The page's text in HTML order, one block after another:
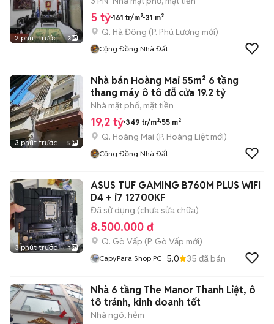
2 phút trước 3
5 tỷ 161 tr/m² 31 m²
Q. Hà Đông (P. Phú Lương mới)
Cộng Đồng Nhà Đất
3 phút trước 5
Nhà bán Hoàng Mai 55m² 6 tầng
thang máy ô tô đỗ cửa 19.2 tỷ
Nhà mặt phố, mặt tiền
19,2 tỷ 349 tr/m² 55 m²
Q. Hoàng Mai (P. Hoàng Liệt mới)
Cộng Đồng Nhà Đất
3 phút trước 1
ASUS TUF GAMING B760M PLUS WIFI
D4 + i7 12700KF
Đã sử dụng (chưa sửa chữa)
8.500.000 đ
Q. Gò Vấp (P. Gò Vấp mới)
CapyPara Shop PC 5.0 35 đã bán
Nhà 6 tầng The Manor Thanh Liệt, ô
tô tránh, kinh doanh tốt
Nhà ngõ, hẻm